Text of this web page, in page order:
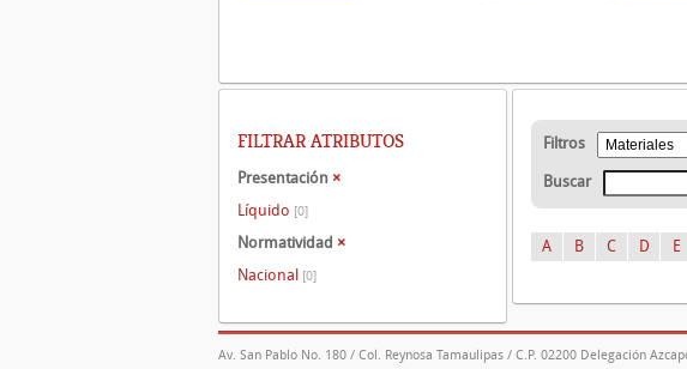
Filtros
Buscar
A B C D E
FILTRAR ATRIBUTOS
Presentación ×
Líquido [0]
Normatividad ×
Nacional [0]
Av. San Pablo No. 180 / Col. Reynosa Tamaulipas / C.P. 02200 Delegación